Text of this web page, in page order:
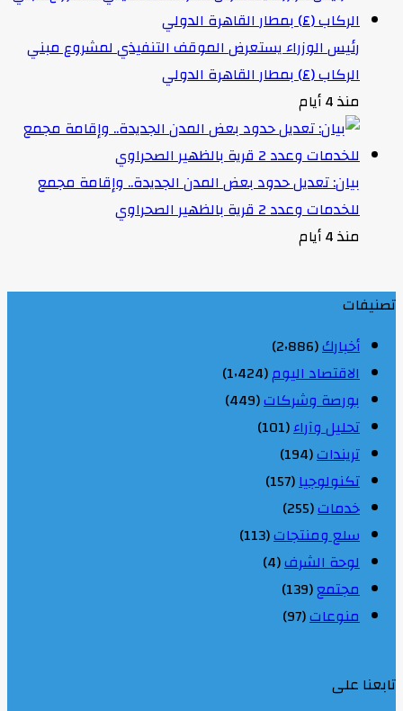
رئيس الوزراء يستعرض الموقف التنفيذي لمشروع مبني
الركاب (٤) بمطار القاهرة الدولي
منذ 4 أيام
بيان: تعديل حدود بعض المدن الجديدة.. وإقامة مجمع
للخدمات وعدد 2 قرية بالظهير الصحراوي
منذ 4 أيام
تصنيفات
أخبارك(2٬886)
الاقتصاد اليوم(1٬424)
بورصة وشركات(449)
تحليل وآراء(101)
تريندات(194)
تكنولوجيا(157)
خدمات(255)
سلع ومنتجات(113)
لوحة الشرف(4)
مجتمع(139)
منوعات(97)
تابعنا على